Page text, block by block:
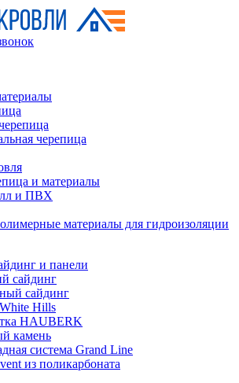
черепица
и материалы
и ПВХ
материалы для гидроизоляции
и панели
сайдинг
сайдинг
Hills
HAUBERK
камень
система Grand Line
из поликарбоната